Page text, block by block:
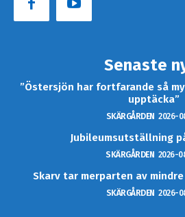
Senaste
”Östersjön har fortfarande så
upptäcka”
SKÄRGÅRDEN 2026-
Jubileumsutställning
SKÄRGÅRDEN 2026-
Skarv tar merparten av
SKÄRGÅRDEN 2026-